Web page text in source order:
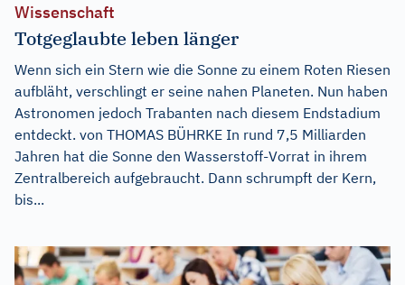
Wissenschaft
Totgeglaubte leben länger
Wenn sich ein Stern wie die Sonne zu einem Roten Riesen
aufbläht, verschlingt er seine nahen Planeten. Nun haben
Astronomen jedoch Trabanten nach diesem Endstadium
entdeckt. von THOMAS BÜHRKE In rund 7,5 Milliarden
Jahren hat die Sonne den Wasserstoff-Vorrat in ihrem
Zentralbereich aufgebraucht. Dann schrumpft der Kern,
bis...